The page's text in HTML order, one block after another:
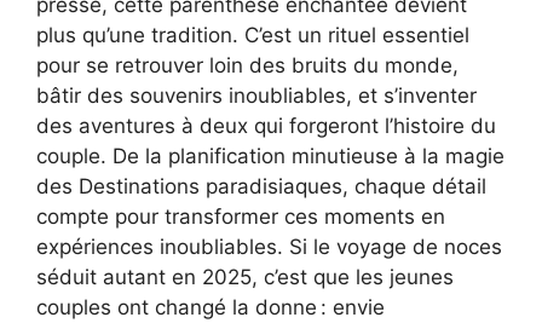
plus qu’une tradition. C’est un rituel essentiel
pour se retrouver loin des bruits du monde,
bâtir des souvenirs inoubliables, et s’inventer
des aventures à deux qui forgeront l’histoire du
couple. De la planification minutieuse à la magie
des Destinations paradisiaques, chaque détail
compte pour transformer ces moments en
expériences inoubliables. Si le voyage de noces
séduit autant en 2025, c’est que les jeunes
couples ont changé la donne : envie